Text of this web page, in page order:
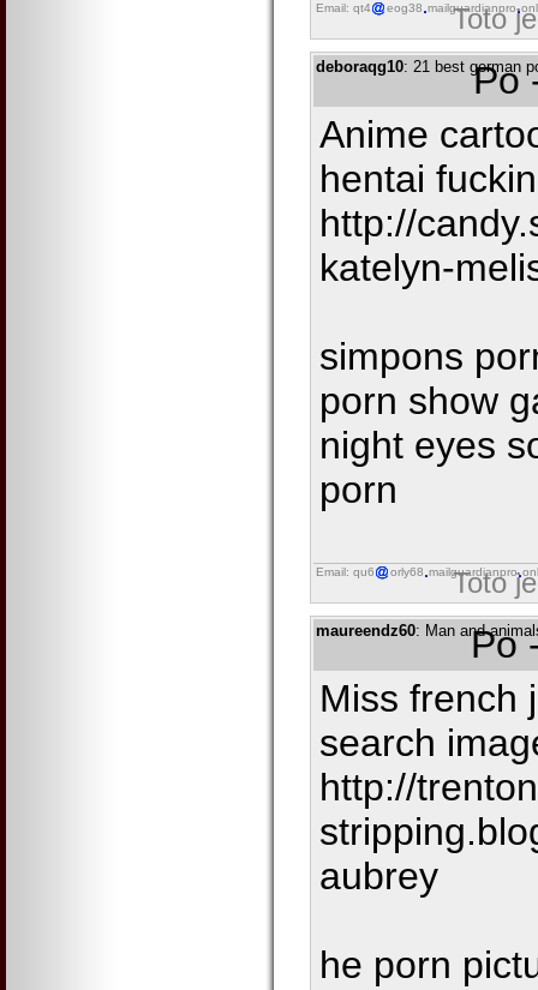
Email: qt4 eog38 mailguardianpro
Toto
deboraqg10: 21 best german
Po
Anime
hentai
http://
katelyn-
simpons
porn show
night eyes
porn
Email: qu6 orly68 mailguardianpro
Toto
maureendz60: Man andPo
Miss french
search
http://
aubrey
he porn